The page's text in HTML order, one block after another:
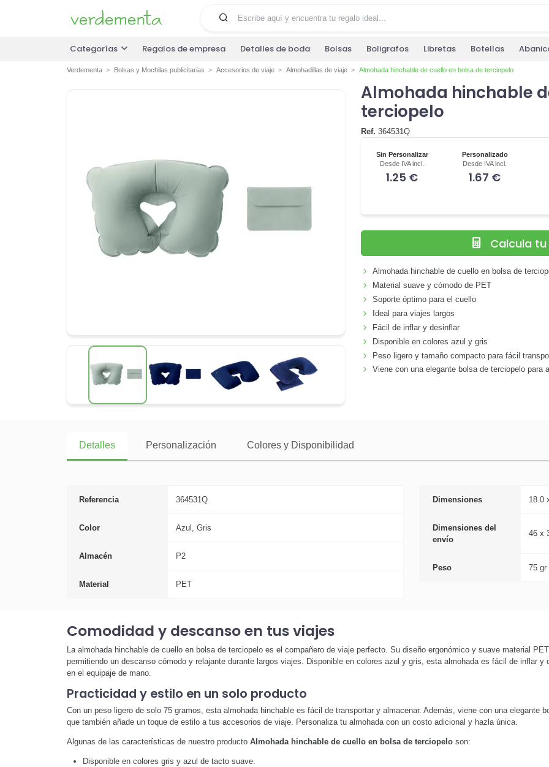
Categorías Regalos de empresa Detalles de boda Bolsas Boligrafos Libretas Botellas
Verdementa Bolsas y Mochilas publicitarias Accesorios de viaje Almohadillas de viaje Almohada hinchable de cuello en bolsa de terciopelo
Almohada hinchable
terciopelo
Ref. 364531Q
Sin Personalizar
Desde IVA incl.
1.25 €
Personalizado
Desde IVA incl.
1.67 €
Calcula
Almohada hinchable de cuello en bolsa de
Material suave y cómodo de PET
Soporte óptimo para el cuello
Ideal para viajes largos
Fácil de inflar y desinflar
Disponible en colores azul y gris
Peso ligero y tamaño compacto para fácil
Viene con una elegante bolsa de terciopelo para
Detalles Personalización Colores y Disponibilidad
Referencia 364531Q
Color Azul, Gris
Almacén P2
Material PET
Dimensiones 18.0
Dimensiones del
envío
46 x
Peso 75 gr
Comodidad y descanso en tus viajes
La almohada hinchable de cuello en bolsa de terciopelo es el compañero de viaje perfecto. Su diseño ergonómico y suave material
permitiendo un descanso cómodo y relajante durante largos viajes. Disponible en colores azul y gris, esta almohada es fácil de inflar
en el equipaje de mano.
Practicidad y estilo en un solo producto
Con un peso ligero de solo 75 gramos, esta almohada hinchable es fácil de transportar y almacenar. Además, viene con una elegante
que también añade un toque de estilo a tus accesorios de viaje. Personaliza tu almohada con un costo adicional y hazla única.
Algunas de las características de nuestro producto Almohada hinchable de cuello en bolsa de terciopeloson:
Disponible en colores gris y azul de tacto suave.